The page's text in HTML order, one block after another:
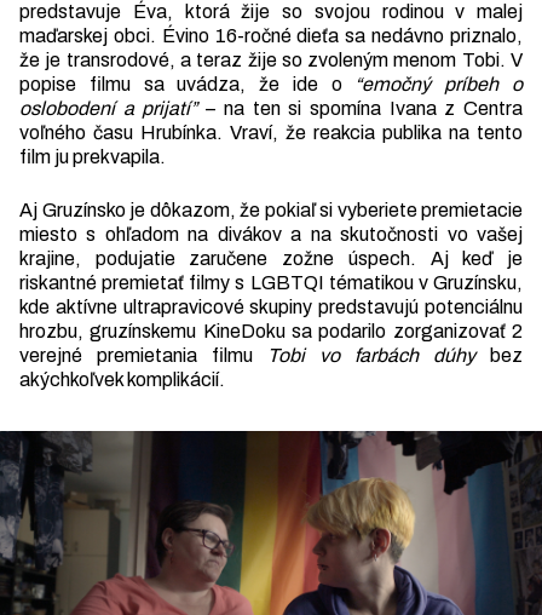
predstavuje Éva, ktorá žije so svojou rodinou v malej
maďarskej obci. Évino 16-ročné dieťa sa nedávno priznalo,
že je transrodové, a teraz žije so zvoleným menom Tobi. V
popise filmu sa uvádza, že ide o
“emočný príbeh o
oslobodení a prijatí”– na ten si spomína Ivana z Centra
voľného času Hrubínka. Vraví, že reakcia publika na tento
film ju prekvapila.
Aj Gruzínsko je dôkazom, že pokiaľ si vyberiete premietacie
miesto s ohľadom na divákov a na skutočnosti vo vašej
krajine, podujatie zaručene zožne úspech. Aj keď je
riskantné premietať filmy s LGBTQI tématikou v Gruzínsku,
kde aktívne ultrapravicové skupiny predstavujú potenciálnu
hrozbu, gruzínskemu KineDoku sa podarilo zorganizovať 2
verejné premietania filmu
Tobi vo farbách dúhybez
akýchkoľvek komplikácií.